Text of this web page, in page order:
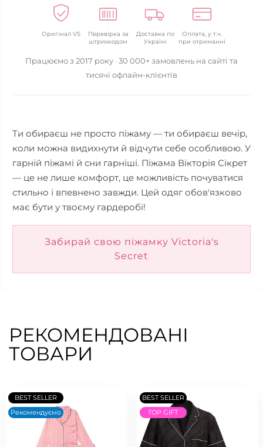
Оригінал VS
Перевірка за
штрихкодом
Доставка по
Україні
Оплата, у т.ч.
при отриманні
Працюємо з 2017 року · 30 000+ замовлень на сайті та
тисячі офлайн-клієнтів
Ти обираєш не просто піжаму — ти обираєш вечір,
коли можна видихнути й відчути себе особливою. У
гарній піжамі й сни гарніші. Піжама Вікторія Сікрет
— це не лише комфорт, це можливість почуватися
стильно і впевнено завжди. Цей одяг обов'язково
має бути у твоєму гардеробі!
Забирай свою піжамку Victoria's
Secret
РЕКОМЕНДОВАНІ
ТОВАРИ
BEST SELLER
Рекомендуємо
BEST SELLER
TOP GIFT